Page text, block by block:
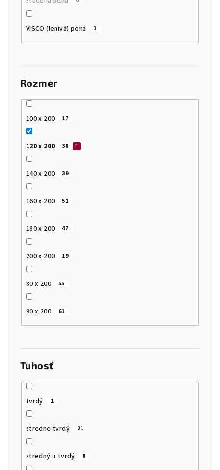
VISCO (lenivá) pena 1
Rozmer
100 x 200 17
120 x 200 38
140 x 200 39
160 x 200 51
180 x 200 47
200 x 200 19
80 x 200 55
90 x 200 61
Tuhosť
tvrdý 1
stredne tvrdý 21
stredný + tvrdý 8